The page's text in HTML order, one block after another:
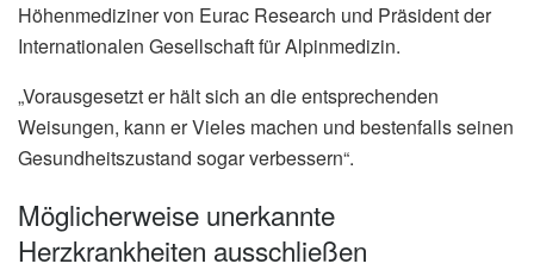
Höhenmediziner von Eurac Research und Präsident der
Internationalen Gesellschaft für Alpinmedizin.
„Vorausgesetzt er hält sich an die entsprechenden
Weisungen, kann er Vieles machen und bestenfalls seinen
Gesundheitszustand sogar verbessern“.
Möglicherweise unerkannte
Herzkrankheiten ausschließen